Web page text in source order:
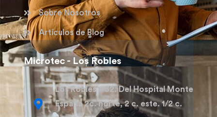
Sobre Nosotros
Artículos de Blog
Microtec - Los Robles
Los Robles #32. Del Hospital Monte
España 2c. norte, 2 c. este. 1/2 c.